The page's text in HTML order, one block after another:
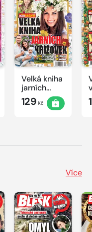
Velká kniha
jarních
křížovek
2026
129 Kč
Více